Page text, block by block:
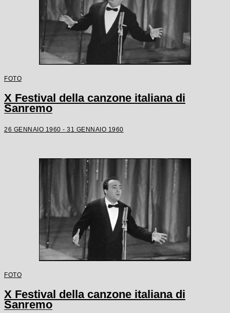
FOTO
X Festival della canzone italiana di
Sanremo
26 GENNAIO 1960 - 31 GENNAIO 1960
FOTO
X Festival della canzone italiana di
Sanremo